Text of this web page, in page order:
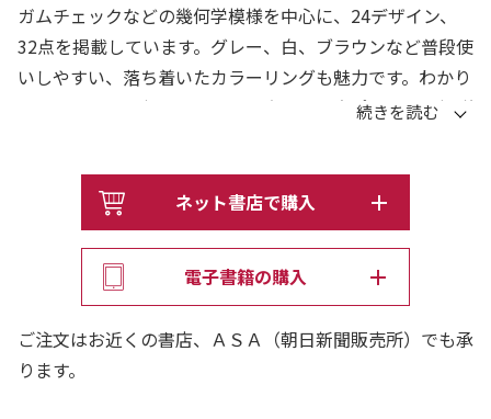
ガムチェックなどの幾何学模様を中心に、24デザイン、
32点を掲載しています。グレー、白、ブラウンなど普段使
いしやすい、落ち着いたカラーリングも魅力です。わかり
やすいカラー図版とプロセス写真で編み方ポイントを解説
ネット書店で購入
電子書籍の購入
ご注文はお近くの書店、ＡＳＡ（朝日新聞販売所）でも承
ります。